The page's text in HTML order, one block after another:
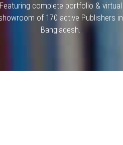
Featuring complete portfolio & virtual
of 170 active Publishers in
Bangladesh.